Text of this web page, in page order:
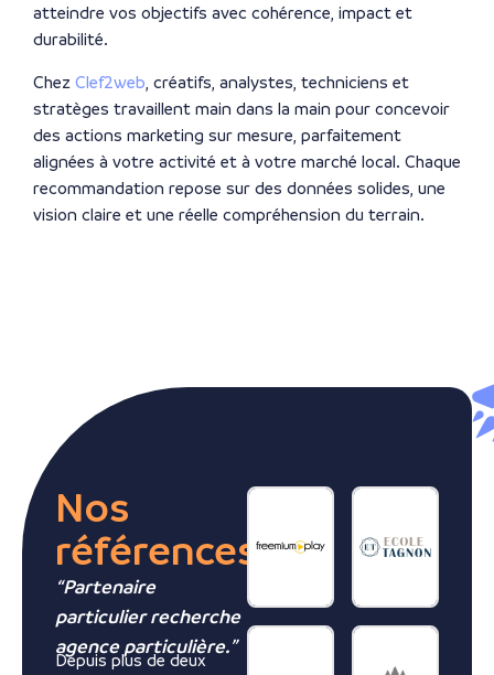
atteindre vos objectifs avec cohérence, impact et
durabilité.
Chez Clef2web , créatifs, analystes, techniciens et
stratèges travaillent main dans la main pour concevoir
des actions marketing sur mesure, parfaitement
alignées à votre activité et à votre marché local. Chaque
recommandation repose sur des données solides, une
vision claire et une réelle compréhension du terrain.
Nos
références
“Partenaire
particulier recherche
agence particulière.”
Depuis plus de deux